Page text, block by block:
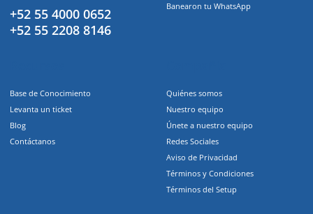
+52 55 4000 0652
+52 55 2208 8146
Banearon tu WhatsApp
Base de Conocimiento
Levanta un ticket
Blog
Contáctanos
Quiénes somos
Nuestro equipo
Únete a nuestro equipo
Redes Sociales
Aviso de Privacidad
Términos y Condiciones
Términos del Setup